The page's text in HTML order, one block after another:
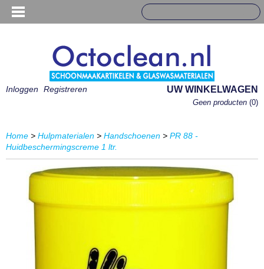
Inloggen Registreren UW WINKELWAGEN
Geen producten (0)
Home > Hulpmaterialen > Handschoenen > PR 88 -
Huidbeschermingscreme 1 ltr.